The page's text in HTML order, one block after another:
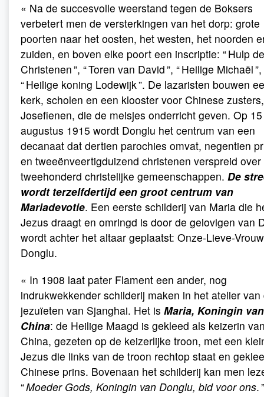
« Na de succesvolle weerstand tegen de Boksers
verbetert men de versterkingen van het dorp: grote
poorten naar het oosten, het westen, het noorden
zuiden, en boven elke poort een inscriptie: “ Hulp
Christenen ”, “ Toren van David ”, “ Heilige Michaël ”,
“ Heilige koning Lodewijk ”. De lazaristen bouwen
kerk, scholen en een klooster voor Chinese
Josefienen, die de meisjes onderricht geven. Op 15
augustus 1915 wordt Donglu het centrum van een
decanaat dat dertien parochies omvat, negentien
en tweeënveertigduizend christenen verspreid
tweehonderd christelijke gemeenschappen. De
wordt terzelfdertijd een groot centrum van
Mariadevotie. Een eerste schilderij van Maria die
Jezus draagt en omringd is door de gelovigen van
wordt achter het altaar geplaatst: Onze-Lieve-
Donglu.
« In 1908 laat pater Flament een ander, nog
indrukwekkender schilderij maken in het atelier van
jezuïeten van Sjanghai. Het is Maria, Koningin van
China: de Heilige Maagd is gekleed als keizerin
China, gezeten op de keizerlijke troon, met een
Jezus die links van de troon rechtop staat en
Chinese prins. Bovenaan het schilderij kan men
“Moeder Gods, Koningin van Donglu, bid voor ons. ”